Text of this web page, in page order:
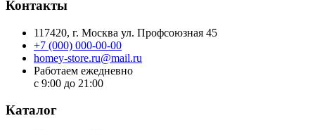
Контакты
117420, г. Москва ул. Профсоюзная 45
+7 (000) 000-00-00
homey-store.ru@mail.ru
Работаем ежедневно
с 9:00 до 21:00
Каталог